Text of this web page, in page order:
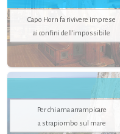
Capo Horn fa rivivere imprese
ai confini dell’impossibile
Per chi ama arrampicare
a strapiombo sul mare